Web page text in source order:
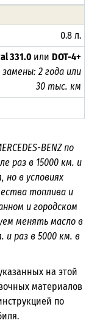
0.8 л.
331.0 или DOT-4+
2 года или
30 тыс. км
BENZ по
раз в 15000 км. и
но в условиях
топлива и
и городском
менять масло в
и раз в 5000 км. в
на этой
материалов
по